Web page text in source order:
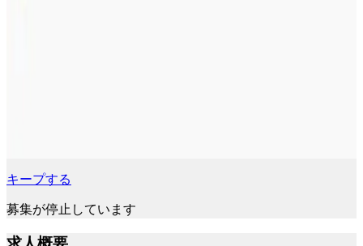
キープする
募集が停止しています